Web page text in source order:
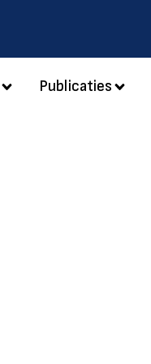
Publicaties